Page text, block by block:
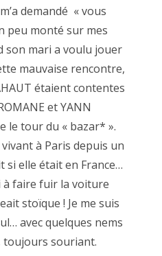
demandé « vous
peu monté sur mes
son mari a voulu jouer
mauvaise rencontre,
étaient contentes
et YANN
le tour du « bazar* ».
à Paris depuis un
si elle était en France…
à faire fuir la voiture
stoïque ! Je me suis
avec quelques nems
toujours souriant.
2010, place Vendôme